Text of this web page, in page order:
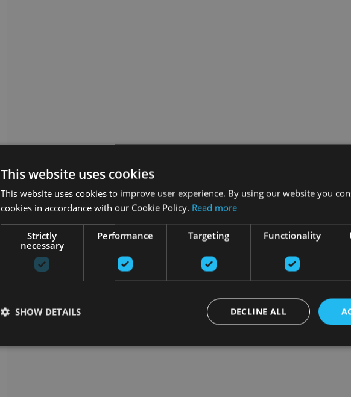
This website uses cookies
This website uses cookies to improve user experience. By using our website you
cookies in accordance with our Cookie Policy. Read more
Strictly
necessary
Performance Targeting Functionality
DECLINE ALL
SHOW DETAILS